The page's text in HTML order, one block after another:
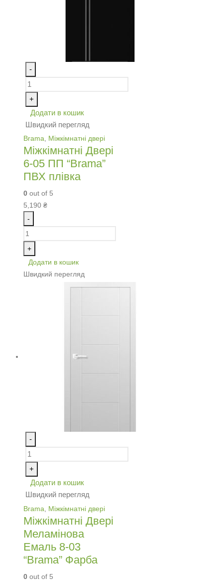
-
+
Додати в кошик
Швидкий перегляд
Brama, Міжкімнатні двері
Міжкімнатні Двері
6-05 ПП “Brama”
ПВХ плівка
0 out of 5
5,190 ₴
-
+
Додати в кошик
Швидкий перегляд
-
+
Додати в кошик
Швидкий перегляд
Brama Міжкімнатні двері
Міжкімнатні Двері
Меламінова
Емаль 8-03
“Brama” Фарба
0 out of 5